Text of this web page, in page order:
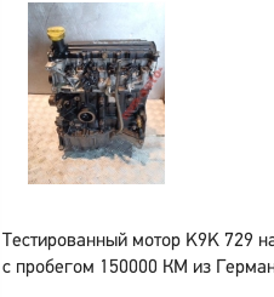
Тестированный мотор K9K 729
с пробегом 150000 КМ из